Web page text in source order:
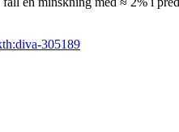
305189